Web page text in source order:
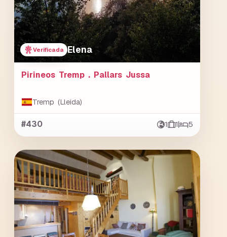
Verificada Elena
Pirineos Tremp . Pallars Jussa
Tremp (Lleida)
#430 1 1 5